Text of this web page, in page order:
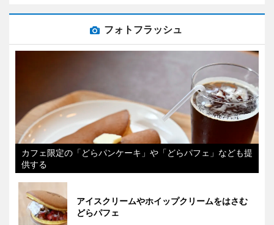
フォトフラッシュ
カフェ限定の「どらパンケーキ」や「どらパフェ」なども提
供する
アイスクリームやホイップクリームをはさむ
どらパフェ